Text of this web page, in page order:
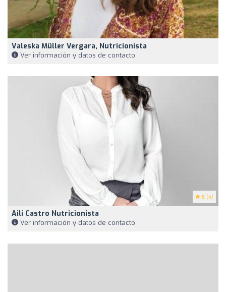
Valeska Müller Vergara, Nutricionista
Ver información y datos de contacto
5 (4)
Aili Castro Nutricionista
Ver información y datos de contacto